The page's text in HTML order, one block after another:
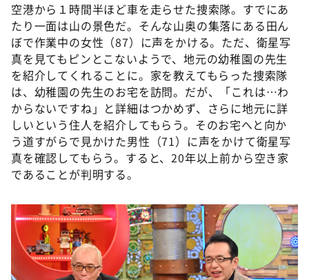
空港から１時間半ほど車を走らせた捜索隊。すでにあ
たり一面は山の景色だ。そんな山奥の集落にある田ん
ぼで作業中の女性（87）に声をかける。ただ、衛星写
真を見てもピンとこないようで、地元の幼稚園の先生
を紹介してくれることに。家を教えてもらった捜索隊
は、幼稚園の先生のお宅を訪問。だが、「これは…わ
からないですね」と詳細はつかめず、さらに地元に詳
しいという住人を紹介してもらう。そのお宅へと向か
う道すがらで見かけた男性（71）に声をかけて衛星写
真を確認してもらう。すると、20年以上前から空き家
であることが判明する。